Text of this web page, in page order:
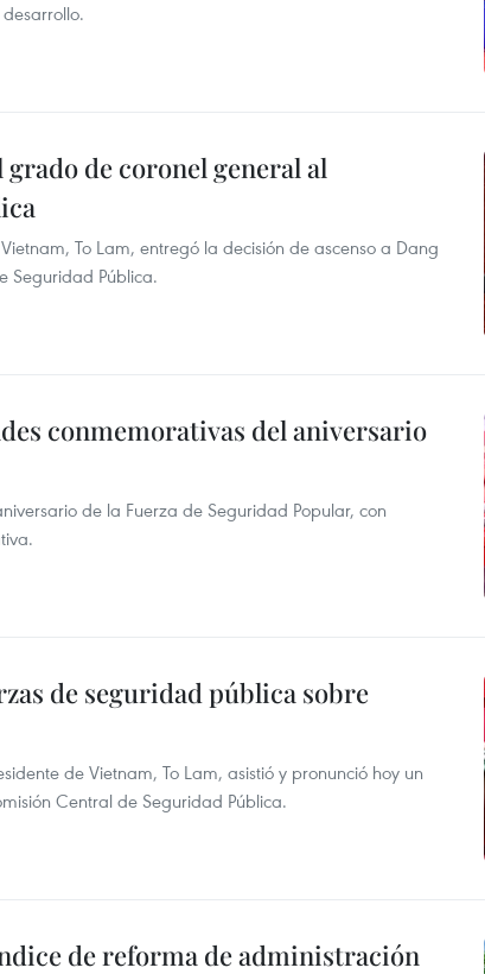
de coronel general al
To Lam, entregó la decisión de ascenso a Dang
Seguridad Pública.
conmemorativas del aniversario
de la Fuerza de Seguridad Popular, con
de seguridad pública sobre
de Vietnam, To Lam, asistió y pronunció hoy un
Central de Seguridad Pública.
de reforma de administración